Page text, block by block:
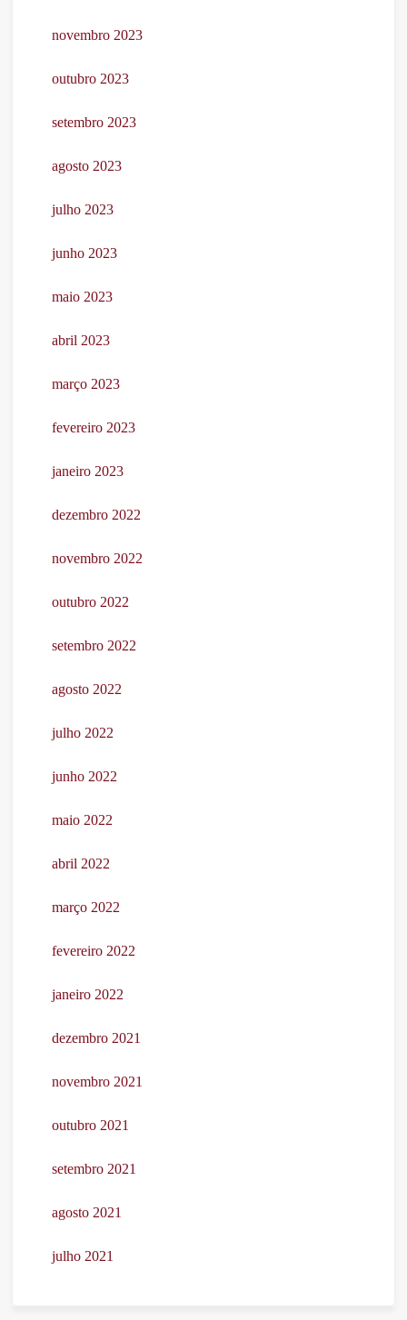
novembro 2023
outubro 2023
setembro 2023
agosto 2023
julho 2023
junho 2023
maio 2023
abril 2023
março 2023
fevereiro 2023
janeiro 2023
dezembro 2022
novembro 2022
outubro 2022
setembro 2022
agosto 2022
julho 2022
junho 2022
maio 2022
abril 2022
março 2022
fevereiro 2022
janeiro 2022
dezembro 2021
novembro 2021
outubro 2021
setembro 2021
agosto 2021
julho 2021